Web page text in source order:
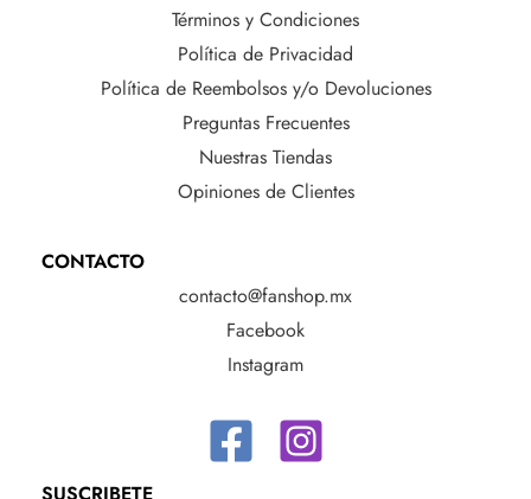
Términos y Condiciones
Política de Privacidad
Política de Reembolsos y/o Devoluciones
Preguntas Frecuentes
Nuestras Tiendas
Opiniones de Clientes
CONTACTO
contacto@fanshop.mx
Facebook
Instagram